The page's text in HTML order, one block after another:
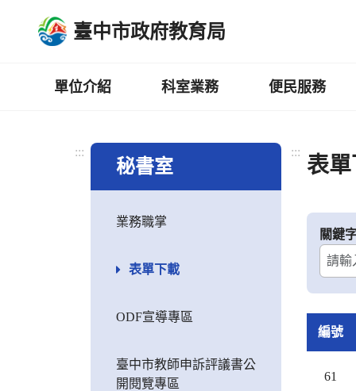
臺中市政府教育局
單位介紹 科室業務 便民服務
:::
秘書室
業務職掌
表單下載
ODF宣導專區
臺中市教師申訴評議書公
開閱覽專區
:::
表
關鍵
編號
61